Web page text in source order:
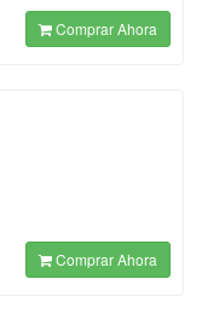
Comprar Ahora
Comprar Ahora